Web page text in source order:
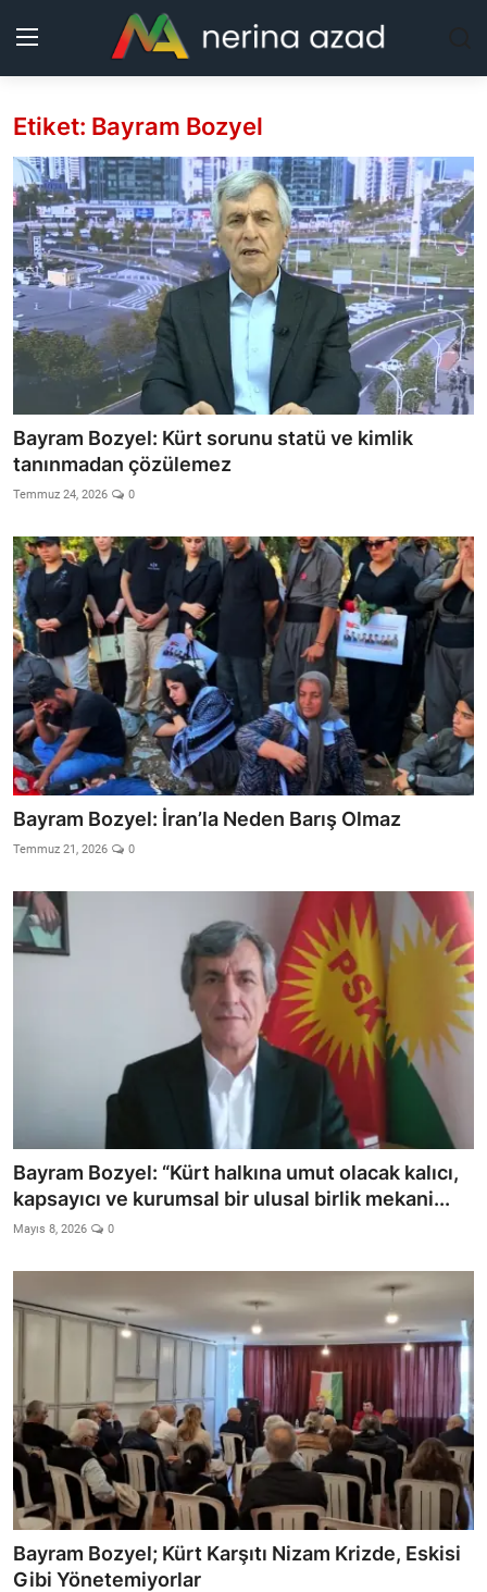
Kurdistan
Bölgeler
Yaşam
Güncel
Analiz
Makaleler
Galeri
Video
Yazarlar
Arşiv
İletişim
Türkçe Kurdi
Etiket: Bayram Bozyel
Bayram Bozyel: Kürt sorunu statü ve kimlik
tanınmadan çözülemez
Temmuz 24, 2026 0
Bayram Bozyel: İran’la Neden Barış Olmaz
Temmuz 21, 2026 0
Bayram Bozyel: “Kürt halkına umut olacak kalıcı,
kapsayıcı ve kurumsal bir ulusal birlik mekani...
Mayıs 8, 2026 0
Bayram Bozyel; Kürt Karşıtı Nizam Krizde, Eskisi
Gibi Yönetemiyorlar